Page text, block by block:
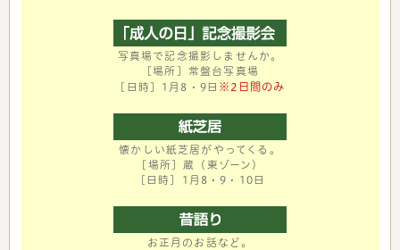
写真場で記念撮影しませんか。
［場所］常盤台写真場
［日時］1月8・9日 ※2日間のみ
懐かしい紙芝居がやってくる。
［場所］蔵（東ゾーン）
［日時］1月8・9・10日
お正月のお話など。